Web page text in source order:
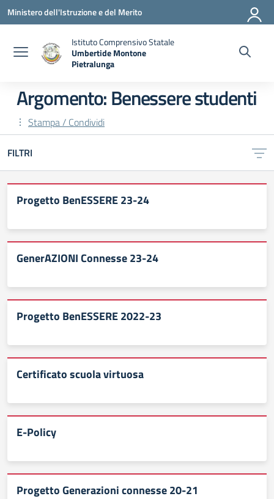
Vai ai contenuti
Vai al menu di navigazione
Vai al footer
Ministero dell'Istruzione e del Merito
Istituto Comprensivo Statale
Umbertide Montone
Pietralunga
Argomento: Benessere studenti
Stampa / Condividi
FILTRI
Progetto BenESSERE 23-24
GenerAZIONI Connesse 23-24
Progetto BenESSERE 2022-23
Certificato scuola virtuosa
E-Policy
Progetto Generazioni connesse 20-21